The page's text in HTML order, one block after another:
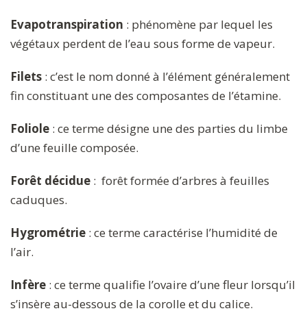
Evapotranspiration : phénomène par lequel les
végétaux perdent de l’eau sous forme de vapeur.
Filets : c’est le nom donné à l’élément généralement
fin constituant une des composantes de l’étamine.
Foliole : ce terme désigne une des parties du limbe
d’une feuille composée.
Forêt décidue : forêt formée d’arbres à feuilles
caduques.
Hygrométrie : ce terme caractérise l’humidité de
l’air.
Infère : ce terme qualifie l’ovaire d’une fleur lorsqu’il
s’insère au-dessous de la corolle et du calice.